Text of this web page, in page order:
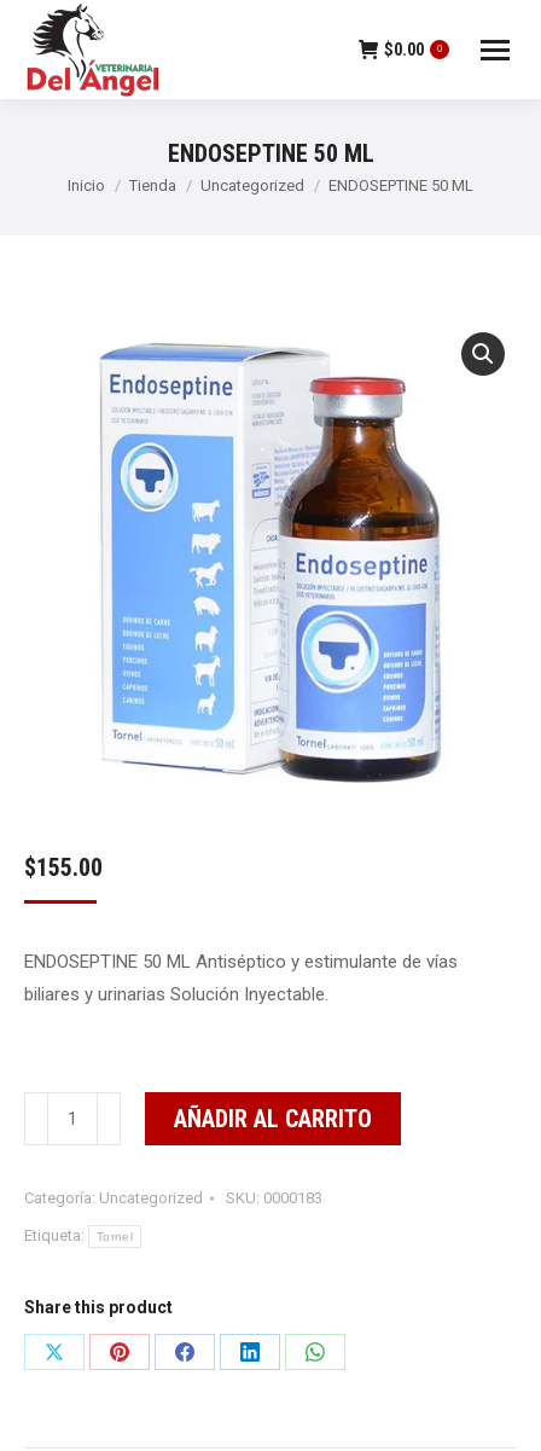
$0.00 0
ENDOSEPTINE 50 ML
Estás aquí:
Inicio Tienda Uncategorized ENDOSEPTINE 50 ML
$155.00
ENDOSEPTINE 50 ML Antiséptico y estimulante de vías
biliares y urinarias Solución Inyectable.
ENDOSEPTINE
50
cantidad
AÑADIR AL CARRITO
Categoría: Uncategorized SKU: 0000183
Etiqueta: Tornel
Share this product
Share
Share
Share
Share
Share